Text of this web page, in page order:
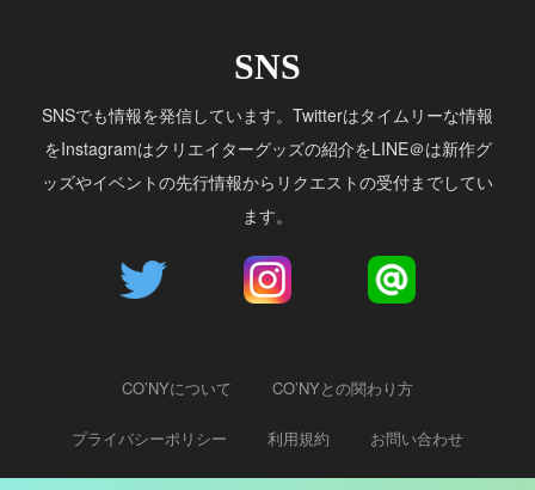
SNS
SNSでも情報を発信しています。Twitterはタイムリーな情報
をInstagramはクリエイターグッズの紹介をLINE＠は新作グ
ッズやイベントの先行情報からリクエストの受付までしてい
ます。
CO’NYについて CO’NYとの関わり方
プライバシーポリシー 利用規約 お問い合わせ